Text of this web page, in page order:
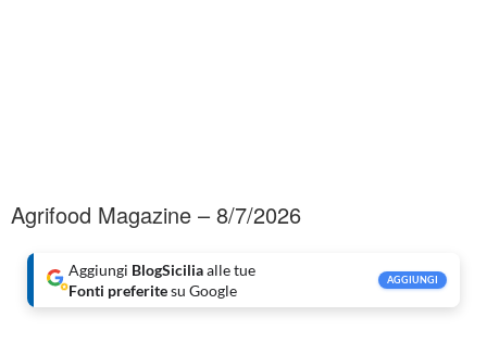
Agrifood Magazine – 8/7/2026
Aggiungi BlogSiciliaalle tue
Fonti preferitesu Google
AGGIUNGI